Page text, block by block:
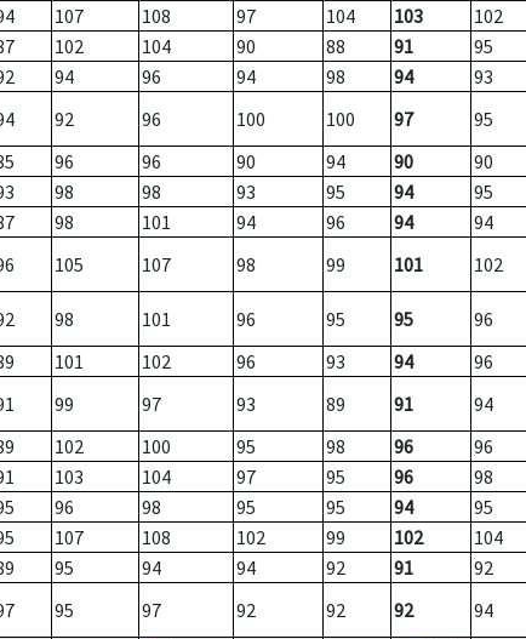
107 108 97 104 103
102
102 104 90 88 91
95
94 96 94 98 94
93
92 96 100 100 97
95
96 96 90 94 90
90
98 98 93 95 94
95
98 101 94 96 94
94
105 107 98 99 101 102
98 101 96 95 95
96
101 102 96 93 94
96
99 97 93 89 91
94
102 100 95 98 96
96
103 104 97 95 96
98
96 98 95 95 94
95
107 108 102 99 102
104
95 94 94 92 91
92
95 97 92 92 92 94